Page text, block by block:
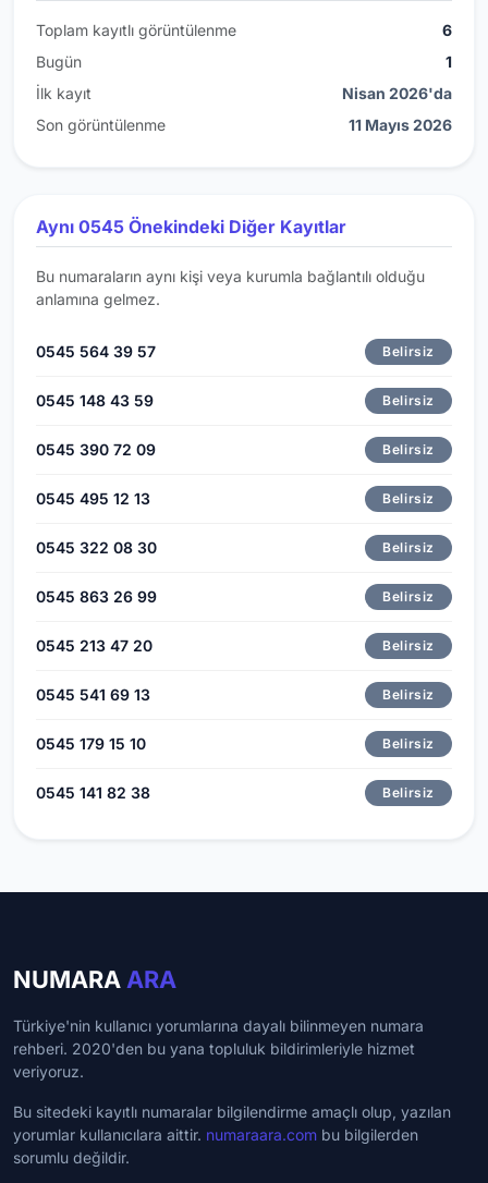
Toplam kayıtlı görüntülenme
6
Bugün
1
İlk kayıt
Nisan 2026'da
Son görüntülenme
11 Mayıs 2026
Aynı 0545 Önekindeki Diğer Kayıtlar
Bu numaraların aynı kişi veya kurumla bağlantılı olduğu
anlamına gelmez.
0545 564 39 57 Belirsiz
0545 148 43 59 Belirsiz
0545 390 72 09 Belirsiz
0545 495 12 13 Belirsiz
0545 322 08 30 Belirsiz
0545 863 26 99 Belirsiz
0545 213 47 20 Belirsiz
0545 541 69 13 Belirsiz
0545 179 15 10 Belirsiz
0545 141 82 38 Belirsiz
NUMARA ARA
Türkiye'nin kullanıcı yorumlarına dayalı bilinmeyen numara
rehberi. 2020'den bu yana topluluk bildirimleriyle hizmet
veriyoruz.
Bu sitedeki kayıtlı numaralar bilgilendirme amaçlı olup, yazılan
yorumlar kullanıcılara aittir. numaraara.com bu bilgilerden
sorumlu değildir.